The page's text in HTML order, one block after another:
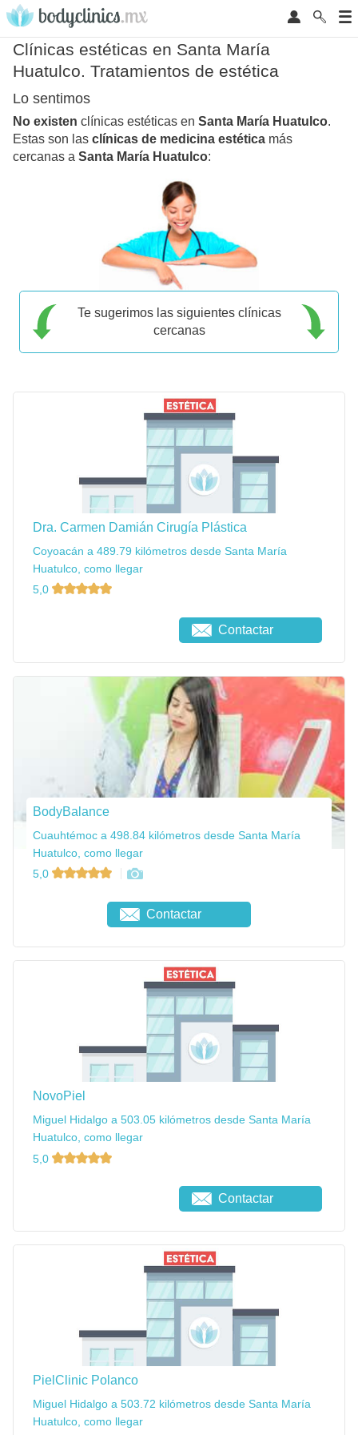
Clínicas estéticas en Santa María
Huatulco. Tratamientos de estética
Lo sentimos
No existen clínicas estéticas en Santa María Huatulco.
Estas son las clínicas de medicina estética más
cercanas a Santa María Huatulco:
Te sugerimos las siguientes clínicas
cercanas
Dra. Carmen Damián Cirugía Plástica
Coyoacán a 489.79 kilómetros desde Santa María
Huatulco, como llegar
5,0
Contactar
BodyBalance
Cuauhtémoc a 498.84 kilómetros desde Santa María
Huatulco, como llegar
5,0
Contactar
NovoPiel
Miguel Hidalgo a 503.05 kilómetros desde Santa María
Huatulco, como llegar
5,0
Contactar
PielClinic Polanco
Miguel Hidalgo a 503.72 kilómetros desde Santa María
Huatulco, como llegar